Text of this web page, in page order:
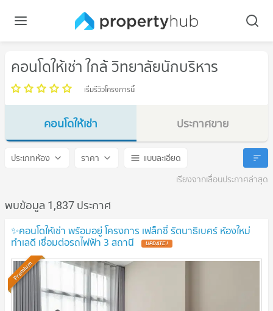
คอนโดให้เช่า ใกล้ วิทยาลัยนักบริหาร
เริ่มรีวิวโครงการนี้
คอนโดให้เช่า
วิทยาลัยนักบริหาร
ประกาศขาย
วิทยาลัยนักบริหาร
ประเภทห้อง ราคา
แบบละเอียด
เรียงจากเลื่อนประกาศล่าสุด
พบข้อมูล 1,837 ประกาศ
✨คอนโดให้เช่า พร้อมอยู่ โครงการ เฟล็กซี่ รัตนาธิเบศร์ ห้องใหม่
ทำเลดี เชื่อมต่อรถไฟฟ้า 3 สถานี
Premium